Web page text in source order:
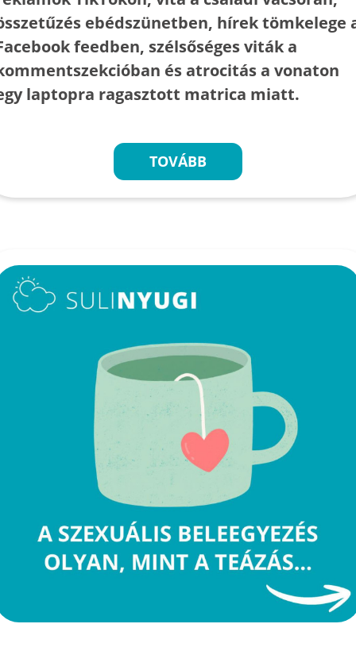
ebédszünetben, hírek tömkelege
feedben, szélsőséges viták a
és atrocitás a vonaton
laptopra ragasztott matrica miatt.
TOVÁBB